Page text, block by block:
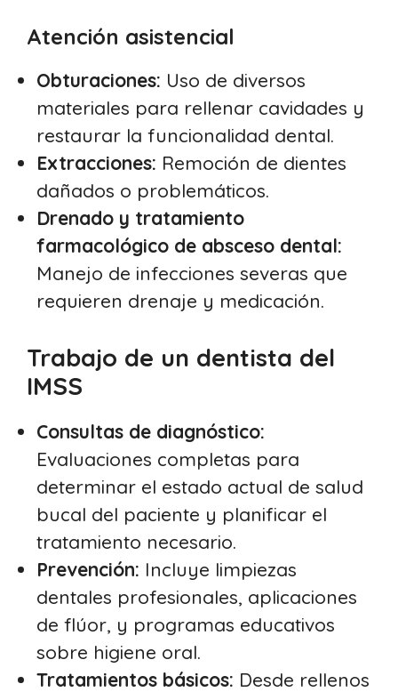
Atención asistencial
Obturaciones: Uso de diversos
materiales para rellenar cavidades y
restaurar la funcionalidad dental.
Extracciones: Remoción de dientes
dañados o problemáticos.
Drenado y tratamiento
farmacológico de absceso dental:
Manejo de infecciones severas que
requieren drenaje y medicación.
Trabajo de un dentista del
IMSS
Consultas de diagnóstico:
Evaluaciones completas para
determinar el estado actual de salud
bucal del paciente y planificar el
tratamiento necesario.
Prevención: Incluye limpiezas
dentales profesionales, aplicaciones
de flúor, y programas educativos
sobre higiene oral.
Tratamientos básicos: Desde rellenos